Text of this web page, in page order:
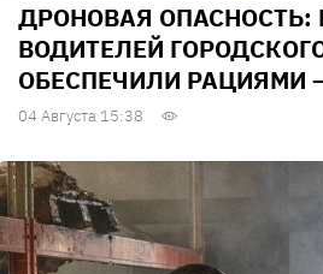
ДРОНОВАЯ ОПАСНОСТЬ:
ВОДИТЕЛЕЙ
ОБЕСПЕЧИЛИ РАЦИЯМИ
04 Августа 15:38